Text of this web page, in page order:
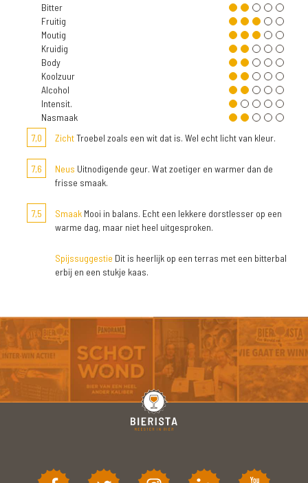
Bitter
Fruitig
Moutig
Kruidig
Body
Koolzuur
Alcohol
Intensit.
Nasmaak
7,0
ZichtTroebel zoals een wit dat is. Wel echt licht van kleur.
7,6 Neus Uitnodigende geur. Wat zoetiger en warmer dan de
frisse smaak.
7,5 Smaak Mooi in balans. Echt een lekkere dorstlesser op een
warme dag, maar niet heel uitgesproken.
Spijssuggestie Dit is heerlijk op een terras met een bitterbal
erbij en een stukje kaas.